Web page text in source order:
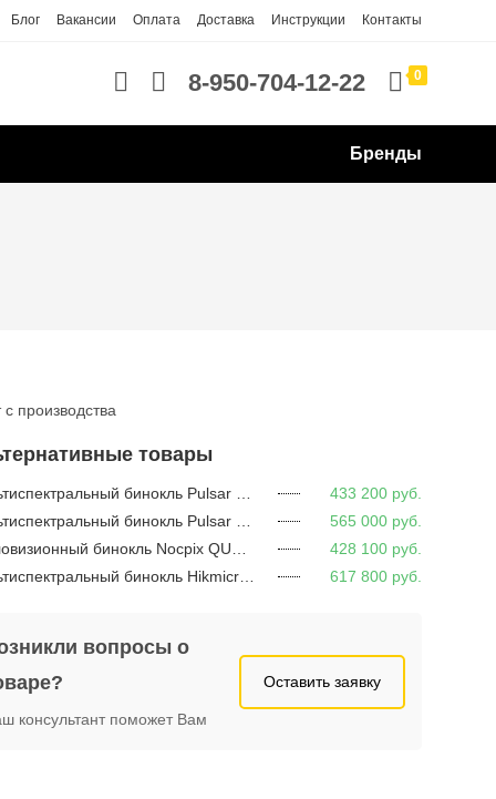
Блог Вакансии Оплата Доставка Инструкции Контакты
8-950-704-12-22 0
Бренды
производства
товары
433 200 руб.
565 000 руб.
428 100 руб.
Мультиспектральный бинокль Hikmicro HABROK PRO HX60LS
617 800 руб.
вопросы о
консультант поможет Вам
Оставить заявку